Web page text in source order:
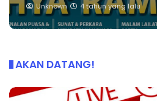
Unknown 4 tahun yang lalu
AKAN DATANG!